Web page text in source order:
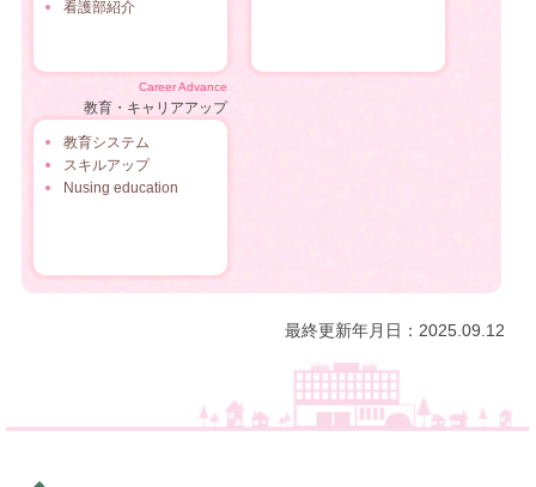
看護部紹介
Career Advance
教育・キャリアアップ
教育システム
スキルアップ
Nusing education
最終更新年月日：2025.09.12